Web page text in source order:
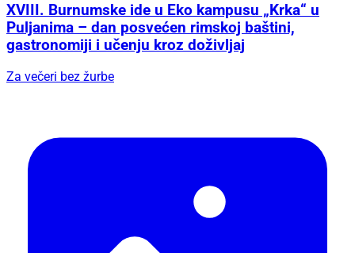
XVIII. Burnumske ide u Eko kampusu „Krka“ u
Puljanima – dan posvećen rimskoj baštini,
gastronomiji i učenju kroz doživljaj
Za večeri bez žurbe